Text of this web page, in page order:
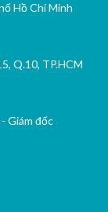
Hồ Chí Minh
Q.10, TP.HCM
Giám đốc